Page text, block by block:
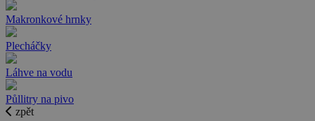
Makronkové hrnky
Plecháčky
Láhve na vodu
Půllitry na pivo
zpět